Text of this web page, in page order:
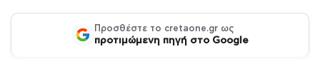
Προσθέστε το cretaone.gr ως
προτιμώμενη πηγή στο Google